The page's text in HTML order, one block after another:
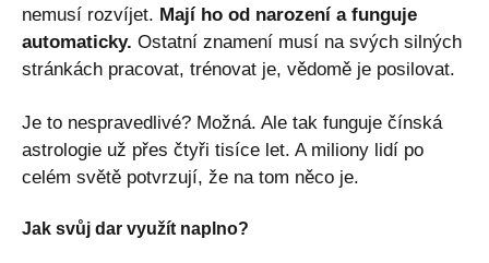
nemusí rozvíjet. Mají ho od narození a funguje
automaticky. Ostatní znamení musí na svých silných
stránkách pracovat, trénovat je, vědomě je posilovat.
Je to nespravedlivé? Možná. Ale tak funguje čínská
astrologie už přes čtyři tisíce let. A miliony lidí po
celém světě potvrzují, že na tom něco je.
Jak svůj dar využít naplno?